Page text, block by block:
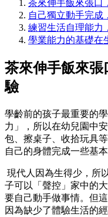
茶來伸手飯來張口
自己獨立動手完成
練習生活自理能力
學業能力的基礎在
茶來伸手飯來
驗
學齡前的孩子最重要的
力」，所以在幼兒園中
包、擦桌子、收拾玩具
自己的身體完成一些基
現代人因為生得少，所
子可以「聲控」家中的
要自己動手做事情。但
因為缺少了體驗生活的